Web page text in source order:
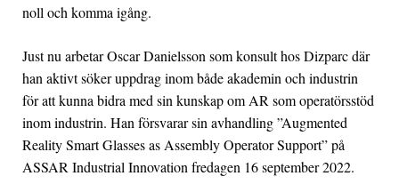
noll och komma igång.
Just nu arbetar Oscar Danielsson som konsult hos Dizparc där
han aktivt söker uppdrag inom både akademin och industrin
för att kunna bidra med sin kunskap om AR som operatörsstöd
inom industrin. Han försvarar sin avhandling ”Augmented
Reality Smart Glasses as Assembly Operator Support” på
ASSAR Industrial Innovation fredagen 16 september 2022.